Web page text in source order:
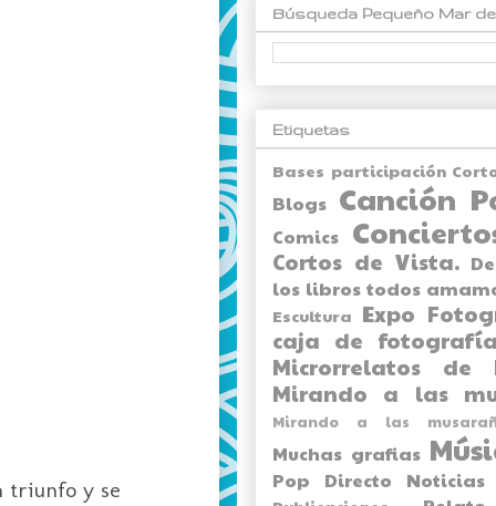
triunfo y se
Búsqueda Pequeño Mar
Etiquetas
Bases participación
Blogs Canción
Comics
Cortos de Vista.
los libros todos
Escultura Expo
caja de
Microrrelatos de
Mirando a las
Mirando a las
Muchas grafias
Pop Directo Noticias